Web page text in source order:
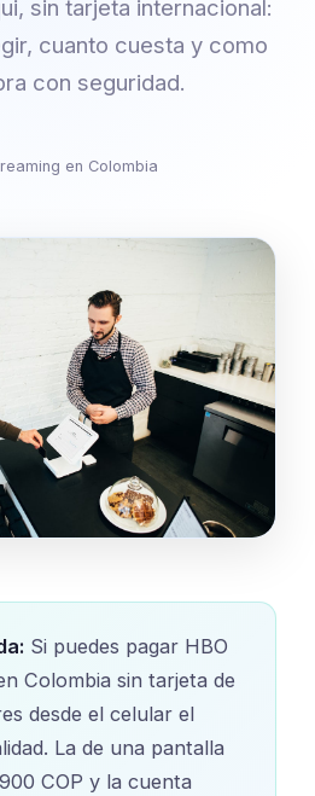
sin tarjeta internacional:
cuanto cuesta y como
con seguridad.
en Colombia
Si puedes pagar HBO
Colombia sin tarjeta de
desde el celular el
La de una pantalla
COP y la cuenta